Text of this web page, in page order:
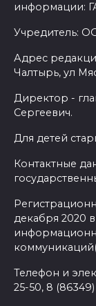
информации:
Учредитель:
Адрес
Чалтырь, ул
Директор -
Сергеевич.
Для детей
Контактные
декабря 2020
Телефон и
25-50, 8